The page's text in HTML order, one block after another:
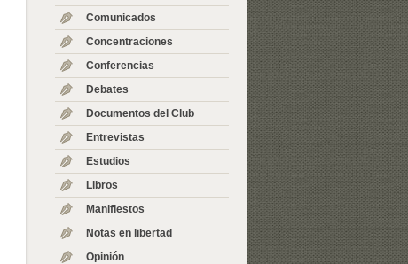
Comunicados
Concentraciones
Conferencias
Debates
Documentos del Club
Entrevistas
Estudios
Libros
Manifiestos
Notas en libertad
Opinión